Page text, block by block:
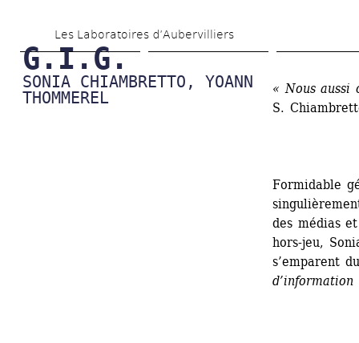
au
contenu
principal
Les Laboratoires d’Aubervilliers
G.I.G.
SONIA CHIAMBRETTO, YOANN
THOMMEREL
« Nous
S.
Formidable
des médias
hors-jeu,
s’emparent